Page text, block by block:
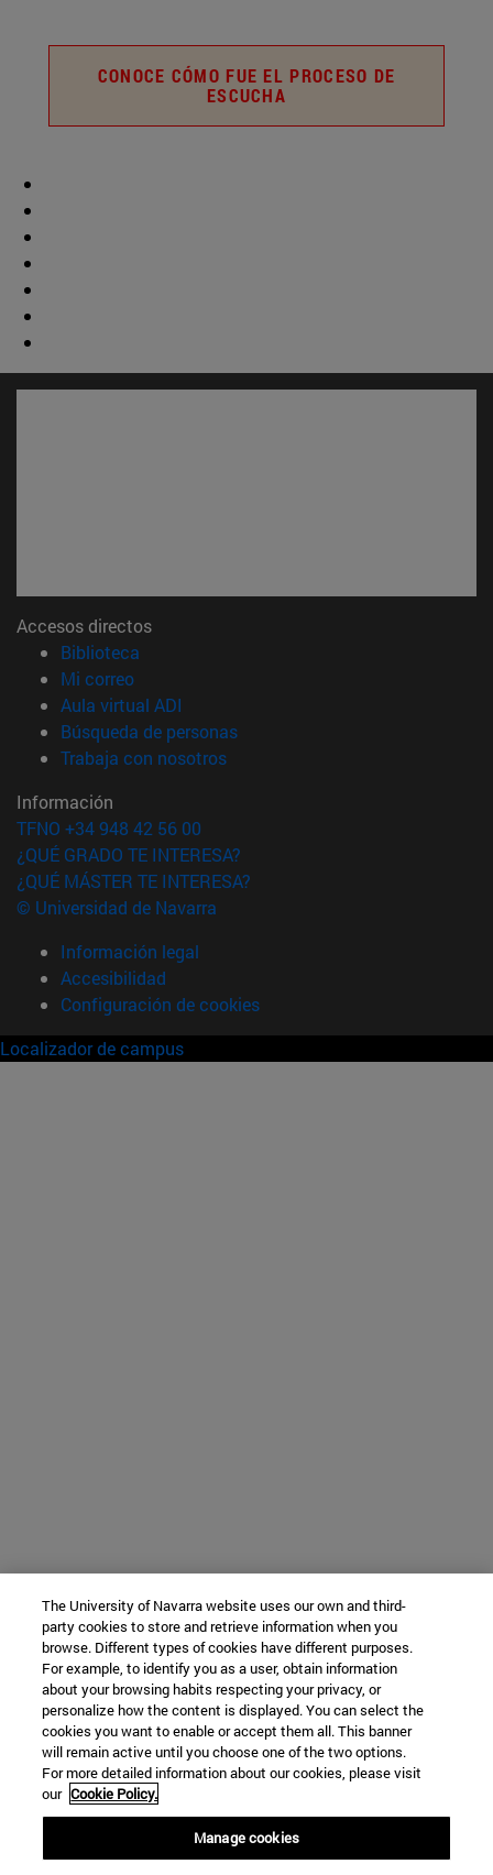
CONOCE CÓMO FUE EL PROCESO DE
ESCUCHA
Accesos directos
Biblioteca
Mi correo(abre en nueva ventana)
Aula virtual ADI
Búsqueda de personas(abre en nueva ventana)
Trabaja con nosotros(abre en nueva ventana)
Información
TFNO +34 948 42 56 00
¿QUÉ GRADO TE INTERESA?
¿QUÉ MÁSTER TE INTERESA?
© Universidad de Navarra
Información legal
Accesibilidad
Configuración de cookies
Localizador de campus
The University of Navarra website uses our own and third-
party cookies to store and retrieve information when you
browse. Different types of cookies have different purposes.
For example, to identify you as a user, obtain information
about your browsing habits respecting your privacy, or
personalize how the content is displayed. You can select the
cookies you want to enable or accept them all. This banner
will remain active until you choose one of the two options.
For more detailed information about our cookies, please visit
our Cookie Policy.
Manage cookies